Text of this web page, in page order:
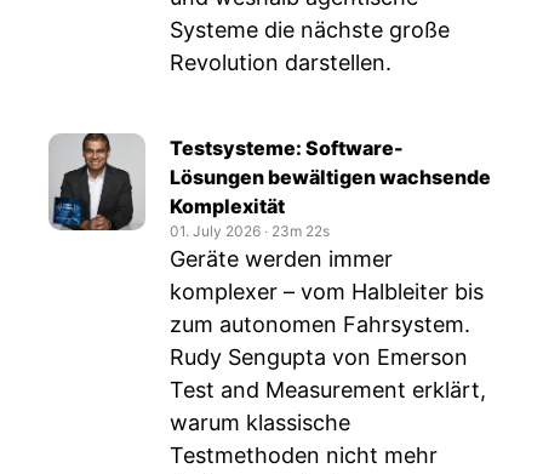
Systeme die nächste große
Revolution darstellen.
Testsysteme: Software-
Lösungen bewältigen wachsende
Komplexität
01. July 2026 ‧ 23m 22s
Geräte werden immer
komplexer – vom Halbleiter bis
zum autonomen Fahrsystem.
Rudy Sengupta von Emerson
Test and Measurement erklärt,
warum klassische
Testmethoden nicht mehr